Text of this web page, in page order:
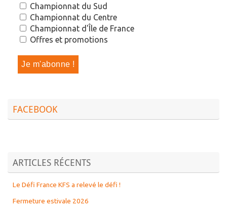
Championnat du Sud
Championnat du Centre
Championnat d'Île de France
Offres et promotions
FACEBOOK
ARTICLES RÉCENTS
Le Défi France KFS a relevé le défi !
Fermeture estivale 2026